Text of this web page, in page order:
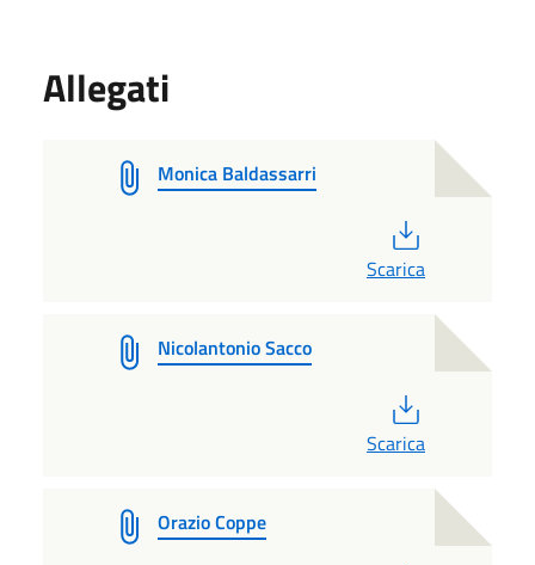
Allegati
Monica Baldassarri
Scarica
Nicolantonio Sacco
Scarica
Orazio Coppe